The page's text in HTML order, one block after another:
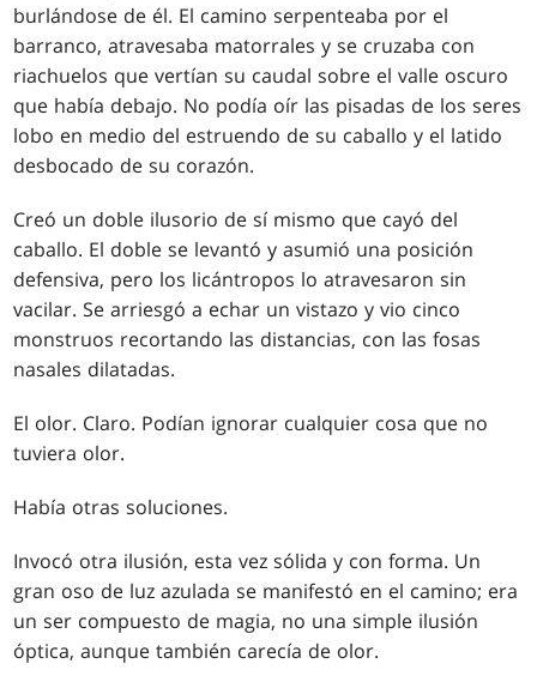
burlándose de él. El camino serpenteaba por el
barranco, atravesaba matorrales y se cruzaba con
riachuelos que vertían su caudal sobre el valle oscuro
que había debajo. No podía oír las pisadas de los seres
lobo en medio del estruendo de su caballo y el latido
desbocado de su corazón.
Creó un doble ilusorio de sí mismo que cayó del
caballo. El doble se levantó y asumió una posición
defensiva, pero los licántropos lo atravesaron sin
vacilar. Se arriesgó a echar un vistazo y vio cinco
monstruos recortando las distancias, con las fosas
nasales dilatadas.
El olor. Claro. Podían ignorar cualquier cosa que no
tuviera olor.
Había otras soluciones.
Invocó otra ilusión, esta vez sólida y con forma. Un
gran oso de luz azulada se manifestó en el camino; era
un ser compuesto de magia, no una simple ilusión
óptica, aunque también carecía de olor.